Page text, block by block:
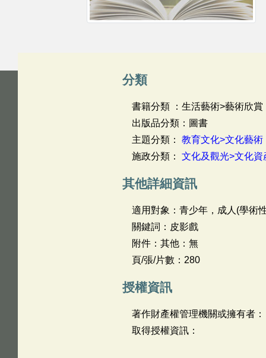
分類
書籍分類 ：生活藝術>藝術欣賞
出版品分類：圖書
主題分類： 教育文化>文化藝術
施政分類： 文化及觀光>文化
其他詳細資訊
適用對象：青少年，成人(學術
關鍵詞：皮影戲
附件：其他：無
頁/張/片數：280
授權資訊
著作財產權管理機關或擁有者：
取得授權資訊：